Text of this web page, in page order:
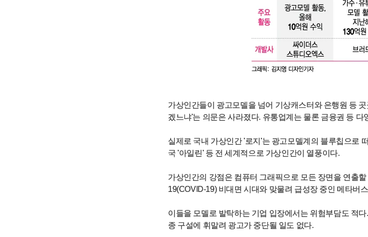
가상인간들이 광고모델을 넘어 기상캐스터와 은행원 등
겠느냐'는 의문은 사라졌다. 유통업계는 물론 금융권 등
실제로 국내 가상인간 '로지'는 광고모델계의 블루칩으로
국 '아일린' 등 전 세계적으로 가상인간이 열풍이다.
가상인간의 강점은 컴퓨터 그래픽으로 모든 장면을 연출
19(COVID-19) 비대면 시대와 맞물려 급성장 중인 메타버
이들을 모델로 발탁하는 기업 입장에서는 위험부담도 적
종 구설에 휘말려 광고가 중단될 일도 없다.